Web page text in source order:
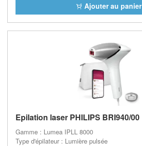
Ajouter au panier
Epilation laser PHILIPS BRI940/00
Gamme : Lumea IPLL 8000
Type d'épilateur : Lumière pulsée